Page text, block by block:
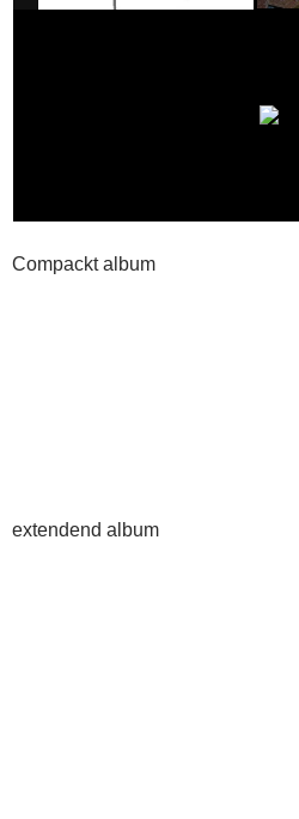
Compackt album
extendend album